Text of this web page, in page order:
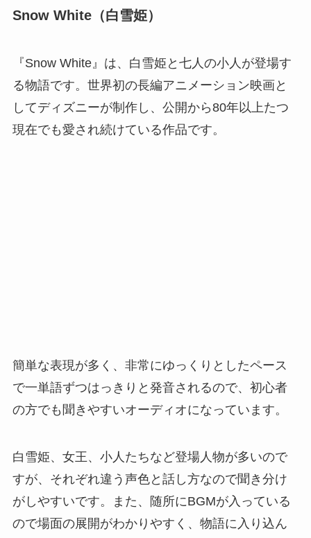
Snow White（白雪姫）
『Snow White』は、白雪姫と七人の小人が登場す
る物語です。世界初の長編アニメーション映画と
してディズニーが制作し、公開から80年以上たつ
現在でも愛され続けている作品です。
簡単な表現が多く、非常にゆっくりとしたペース
で一単語ずつはっきりと発音されるので、初心者
の方でも聞きやすいオーディオになっています。
白雪姫、女王、小人たちなど登場人物が多いので
すが、それぞれ違う声色と話し方なので聞き分け
がしやすいです。また、随所にBGMが入っている
ので場面の展開がわかりやすく、物語に入り込ん